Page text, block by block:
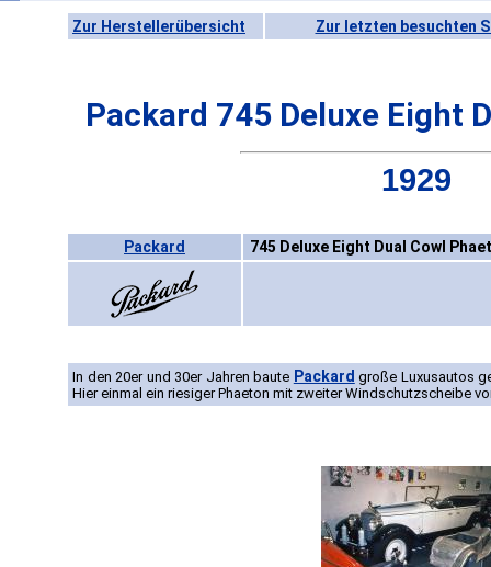
Zur Herstellerübersicht Zur letzten besuchten
Packard 745 Deluxe Eight
1929
Packard 745 Deluxe Eight Dual Cowl
In den 20er und 30er Jahren baute Packard große Luxusautos
Hier einmal ein riesiger Phaeton mit zweiter Windschutzscheibe